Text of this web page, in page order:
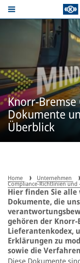
Knorr-
Dokumente
Überblick
Home Unternehmen
Compliance-Richtlinien und
Hier finden Sie
Dokumente, die
gehören der Knorr-
Lieferantenkodex,
Erklärungen zu
sowie die